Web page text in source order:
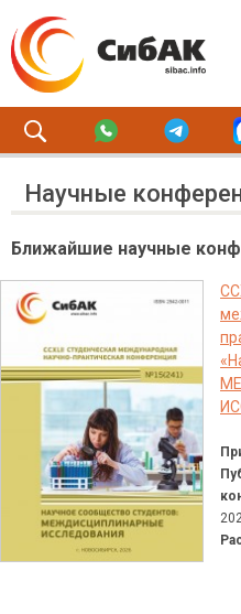
Научные
Ближайшие научные